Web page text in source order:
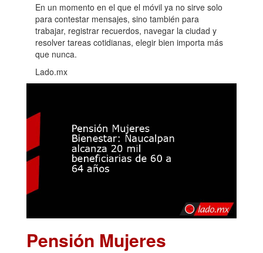
En un momento en el que el móvil ya no sirve solo
para contestar mensajes, sino también para
trabajar, registrar recuerdos, navegar la ciudad y
resolver tareas cotidianas, elegir bien importa más
que nunca.
Lado.mx
Pensión Mujeres